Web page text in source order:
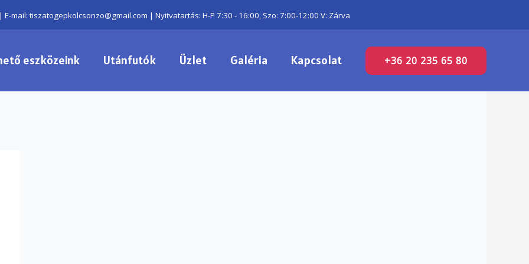
| E-mail: tiszatogepkolcsonzo@gmail.com | Nyitvatartás: H-P 7:30 - 16:00, Szo: 7:00-12:00 V: Zárva
eszközeink Utánfutók Üzlet Galéria Kapcsolat +36 20 235 65 80